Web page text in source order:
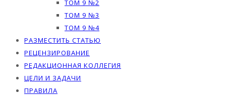
ТОМ 9 №2
ТОМ 9 №3
ТОМ 9 №4
РАЗМЕСТИТЬ СТАТЬЮ
РЕЦЕНЗИРОВАНИЕ
РЕДАКЦИОННАЯ КОЛЛЕГИЯ
ЦЕЛИ И ЗАДАЧИ
ПРАВИЛА